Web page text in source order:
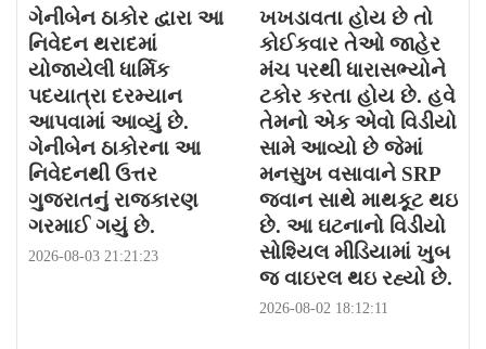
ગેનીબેન ઠાકોર દ્વારા આ
નિવેદન થરાદમાં
યોજાયેલી ધાર્મિક
પદયાત્રા દરમ્યાન
આપવામાં આવ્યું છે.
ગેનીબેન ઠાકોરના આ
નિવેદનથી ઉત્તર
ગુજરાતનું રાજકારણ
ગરમાઈ ગયું છે.
2026-08-03 21:21:23
ખખડાવતા હોય છે તો
કોઈકવાર તેઓ જાહેર
મંચ પરથી ધારાસભ્યોને
ટકોર કરતા હોય છે. હવે
તેમનો એક એવો વિડીયો
સામે આવ્યો છે જેમાં
મનસુખ વસાવાને SRP
જવાન સાથે માથકૂટ થઇ
છે. આ ઘટનાનો વિડીયો
સોશ્યિલ મીડિયામાં ખુબ
જ વાઇરલ થઇ રહ્યો છે.
2026-08-02 18:12:11